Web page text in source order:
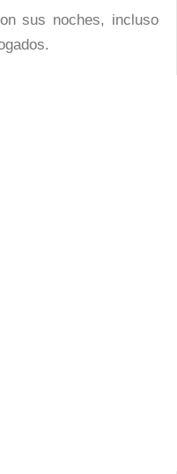
sus noches, incluso